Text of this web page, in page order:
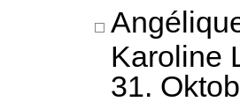
Karoline
31.